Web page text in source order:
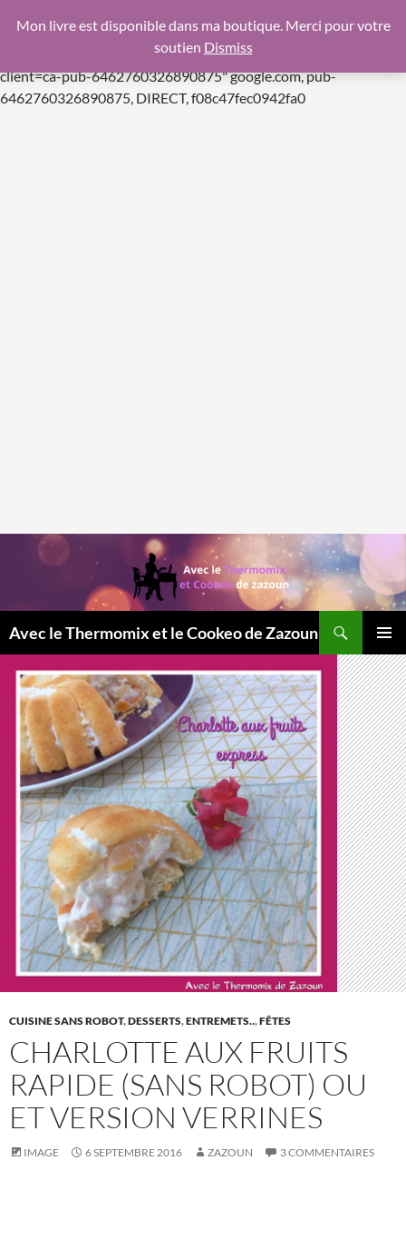
f08c47fec0942fa0
https://pagead2.googlesyndication.com/pagead/js/
client=ca-pub-6462760326890875"google.com, pub-
6462760326890875, DIRECT, f08c47fec0942fa0Aller
Avec le Thermomix et le Cookeo de Zazoun
MENU
CUISINE SANS ROBOT,DESSERTS,ENTREMETS..,FÊTES
CHARLOTTE AUX FRUITS
RAPIDE (SANS ROBOT) OU
ET VERSION VERRINES
IMAGE 6 SEPTEMBRE 2016 ZAZOUN 3 COMMENTAIRES
Mon livre est disponible dans ma boutique. Merci pour votre
soutien Dismiss